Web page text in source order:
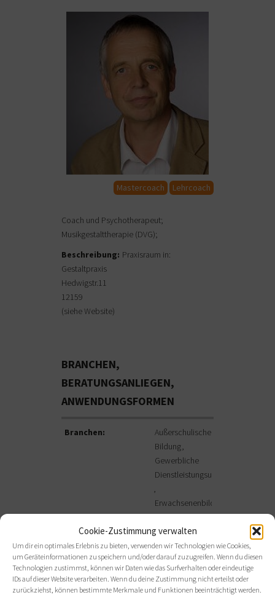
Cookie-Zustimmung verwalten
Um dir ein optimales Erlebnis zu bieten, verwenden wir Technologien wie Cookies,
um Geräteinformationen zu speichern und/oder darauf zuzugreifen. Wenn du diesen
Technologien zustimmst, können wir Daten wie das Surfverhalten oder eindeutige
IDs auf dieser Website verarbeiten. Wenn du deine Zustimmung nicht erteilst oder
zurückziehst, können bestimmte Merkmale und Funktionen beeinträchtigt werden.
Mastercoach Lehrcoach
Coach und Psychotherapeut;
Musikgestalttherapie (DVG);
Beschreibung: Praxisraum in:
Gestaltpraxis
Hedwigstr.11
12159
(siehe Website)
BRANCHEN,
BERATUNGSANLIEGEN,
ANWENDUNGSFORMEN
Branchen:
Außerschulische
Bildung
Gewerbliche
Dienstleistungsunternehmen
Erwachsenenbildung
Freie Berufe
Gesundheitswesen
Handel
Handwerk